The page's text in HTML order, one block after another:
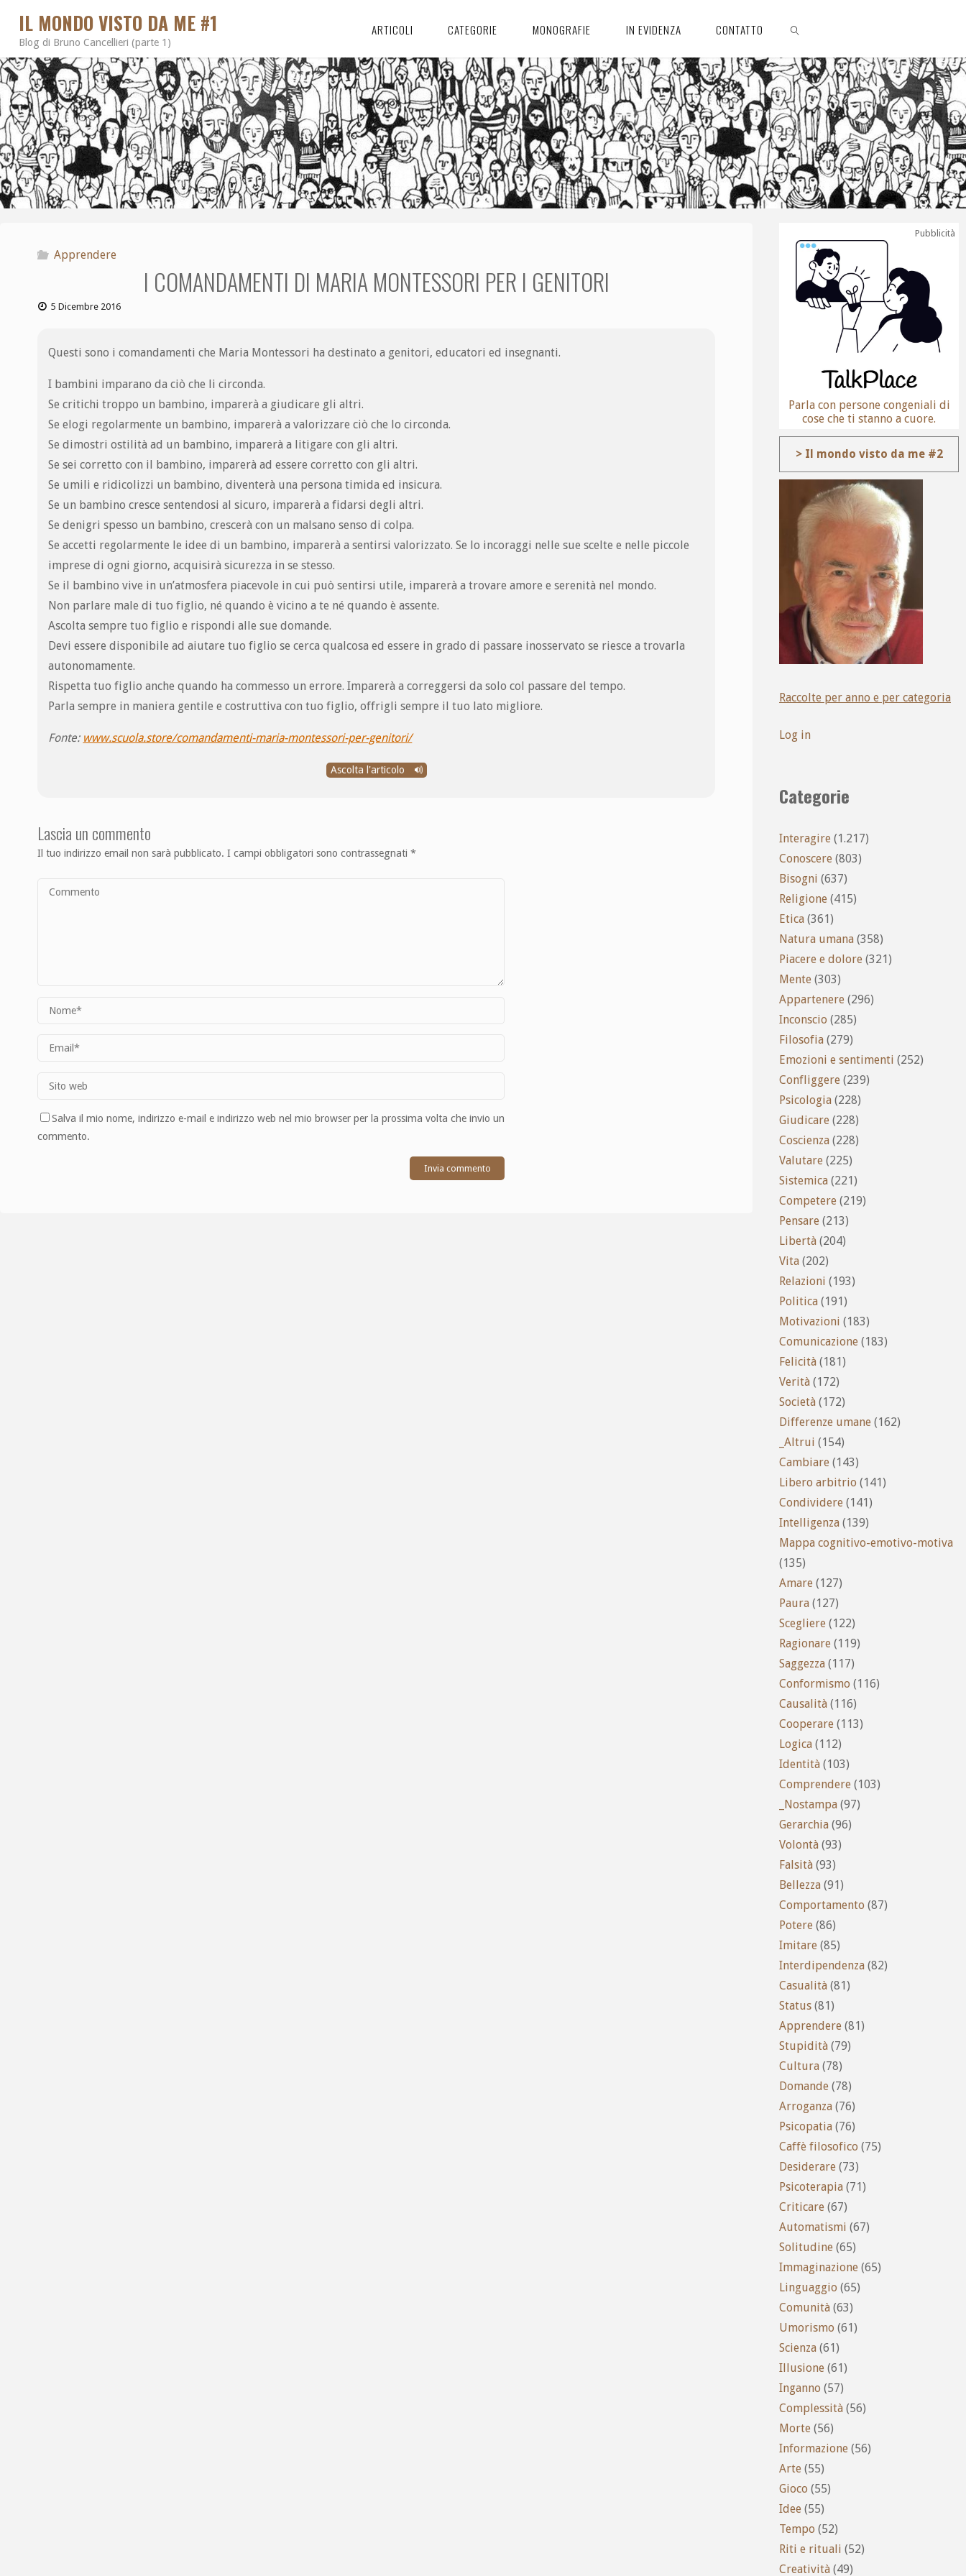
IL MONDO VISTO DA ME #1
Blog di Bruno Cancellieri (parte 1)
ARTICOLI CATEGORIE MONOGRAFIE IN EVIDENZA CONTATTO
CERCA
Apprendere
I COMANDAMENTI DI MARIA MONTESSORI PER I GENITORI
5 Dicembre 2016
Questi sono i comandamenti che Maria Montessori ha destinato a genitori, educatori ed insegnanti.
I bambini imparano da ciò che li circonda.
Se critichi troppo un bambino, imparerà a giudicare gli altri.
Se elogi regolarmente un bambino, imparerà a valorizzare ciò che lo circonda.
Se dimostri ostilità ad un bambino, imparerà a litigare con gli altri.
Se sei corretto con il bambino, imparerà ad essere corretto con gli altri.
Se umili e ridicolizzi un bambino, diventerà una persona timida ed insicura.
Se un bambino cresce sentendosi al sicuro, imparerà a fidarsi degli altri.
Se denigri spesso un bambino, crescerà con un malsano senso di colpa.
Se accetti regolarmente le idee di un bambino, imparerà a sentirsi valorizzato. Se lo incoraggi nelle sue scelte e nelle piccole
imprese di ogni giorno, acquisirà sicurezza in se stesso.
Se il bambino vive in un’atmosfera piacevole in cui può sentirsi utile, imparerà a trovare amore e serenità nel mondo.
Non parlare male di tuo figlio, né quando è vicino a te né quando è assente.
Ascolta sempre tuo figlio e rispondi alle sue domande.
Devi essere disponibile ad aiutare tuo figlio se cerca qualcosa ed essere in grado di passare inosservato se riesce a trovarla
autonomamente.
Rispetta tuo figlio anche quando ha commesso un errore. Imparerà a correggersi da solo col passare del tempo.
Parla sempre in maniera gentile e costruttiva con tuo figlio, offrigli sempre il tuo lato migliore.
Fonte: www.scuola.store/comandamenti-maria-montessori-per-genitori/
Ascolta l'articolo
Lascia un commento
Il tuo indirizzo email non sarà pubblicato. I campi obbligatori sono contrassegnati*
Salva il mio nome, indirizzo e-mail e indirizzo web nel mio browser per la prossima volta che invio un
commento.
Pubblicità
Parla con persone congeniali di
cose che ti stanno a cuore.
> Il mondo visto da me #2
Raccolte per anno e per categoria
Log in
Categorie
Interagire (1.217)
Conoscere (803)
Bisogni (637)
Religione (415)
Etica (361)
Natura umana (358)
Piacere e dolore (321)
Mente (303)
Appartenere (296)
Inconscio (285)
Filosofia (279)
Emozioni e sentimenti (252)
Confliggere (239)
Psicologia (228)
Giudicare (228)
Coscienza (228)
Valutare (225)
Sistemica (221)
Competere (219)
Pensare (213)
Libertà (204)
Vita (202)
Relazioni (193)
Politica (191)
Motivazioni (183)
Comunicazione (183)
Felicità (181)
Verità (172)
Società (172)
Differenze umane (162)
_Altrui (154)
Cambiare (143)
Libero arbitrio (141)
Condividere (141)
Intelligenza (139)
Mappa cognitivo-emotivo-motiva
(135)
Amare (127)
Paura (127)
Scegliere (122)
Ragionare (119)
Saggezza (117)
Conformismo (116)
Causalità (116)
Cooperare (113)
Logica (112)
Identità (103)
Comprendere (103)
_Nostampa (97)
Gerarchia (96)
Volontà (93)
Falsità (93)
Bellezza (91)
Comportamento (87)
Potere (86)
Imitare (85)
Interdipendenza (82)
Casualità (81)
Status (81)
Apprendere (81)
Stupidità (79)
Cultura (78)
Domande (78)
Arroganza (76)
Psicopatia (76)
Caffè filosofico (75)
Desiderare (73)
Psicoterapia (71)
Criticare (67)
Automatismi (67)
Solitudine (65)
Immaginazione (65)
Linguaggio (65)
Comunità (63)
Umorismo (61)
Scienza (61)
Illusione (61)
Inganno (57)
Complessità (56)
Morte (56)
Informazione (56)
Arte (55)
Gioco (55)
Idee (55)
Tempo (52)
Riti e rituali (52)
Creatività (49)